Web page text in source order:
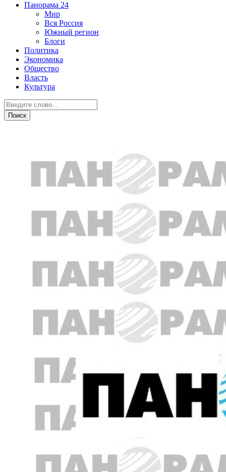
Панорама 24
Мир
Вся Россия
Южный регион
Блоги
Политика
Экономика
Общество
Власть
Культура